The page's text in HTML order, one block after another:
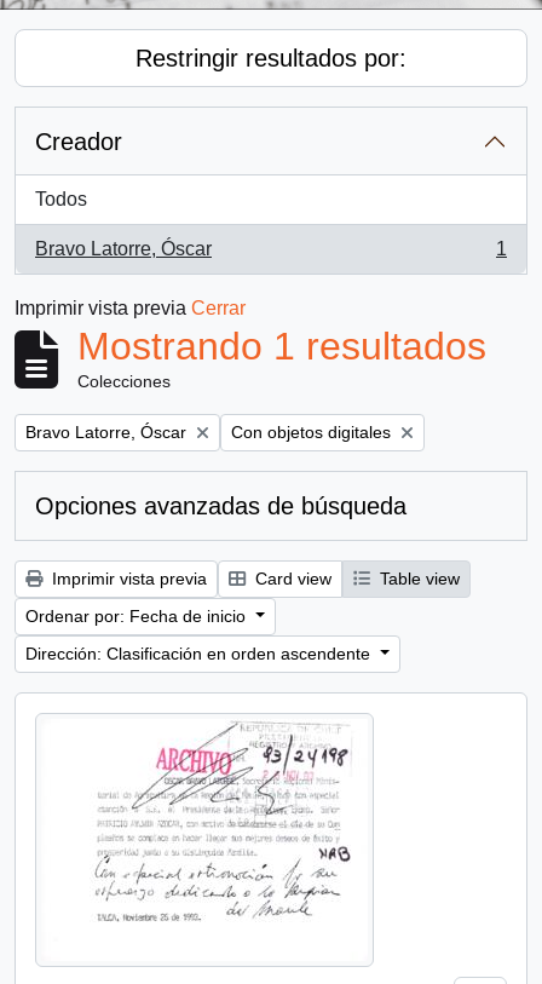
Restringir resultados por:
Creador
Todos
Bravo Latorre, Óscar
, 1 resultados
1
Imprimir vista previa Cerrar
Mostrando 1 resultados
Colecciones
Remove filter:
Bravo Latorre, Óscar Remove filter:
Con objetos digitales
Opciones avanzadas de búsqueda
Imprimir vista previa Card view
Table view
Ordenar por: Fecha de inicio
Dirección: Clasificación en orden ascendente